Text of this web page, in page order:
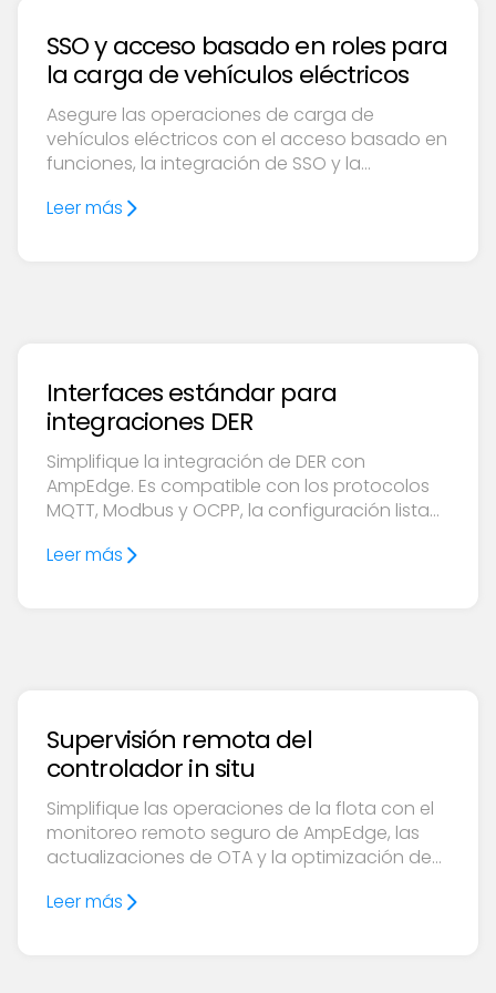
SSO y acceso basado en roles para
la carga de vehículos eléctricos
Asegure las operaciones de carga de
vehículos eléctricos con el acceso basado en
funciones, la integración de SSO y la
con soluciones VPN opcionales.
Leer más
Interfaces estándar para
integraciones DER
Simplifique la integración de DER con
AmpEdge. Es compatible con los protocolos
MQTT, Modbus y OCPP, la configuración lista
y la comunicación in situ.
Leer más
Supervisión remota del
controlador in situ
Simplifique las operaciones de la flota con el
monitoreo remoto seguro de AmpEdge, las
actualizaciones de OTA y la optimización de
Cloud.
Leer más